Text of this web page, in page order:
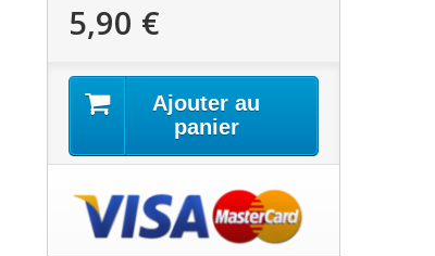
5,90 €
Ajouter au
panier